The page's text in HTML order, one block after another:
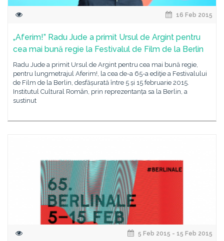
16 Feb 2015
„Aferim!” Radu Jude a primit Ursul de Argint pentru
cea mai bună regie la Festivalul de Film de la Berlin
Radu Jude a primit Ursul de Argint pentru cea mai bună regie,
pentru lungmetrajul Aferim!, la cea de-a 65-a ediţie a Festivalului
de Film de la Berlin, desfășurată între 5 și 15 februarie 2015.
Institutul Cultural Român, prin reprezentanța sa la Berlin, a
sustinut
5 Feb 2015 - 15 Feb 2015